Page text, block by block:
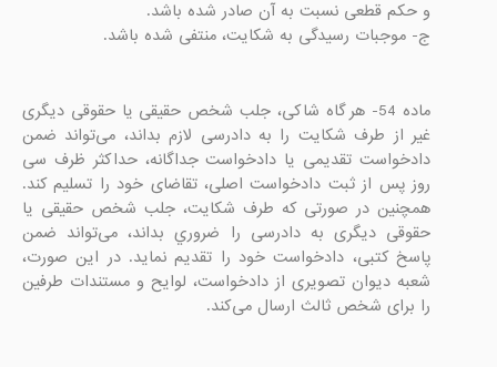
ج- موجبات رسیدگی به شکایت، منتفی شده باشد.
ماده 54- هر گاه شاکی، جلب شخص حقیقی یا حقوقی دیگری
غیر از طرف شکایت را به دادرسی لازم بداند، می‌تواند ضمن
دادخواست تقدیمی یا دادخواست جداگانه، حداکثر ظرف سی
روز پس از ثبت دادخواست اصلی، تقاضای خود را تسلیم کند.
همچنین در صورتی که طرف شکایت، جلب شخص حقیقی یا
حقوقی دیگری به دادرسی را ضروري بداند، می‌تواند ضمن
پاسخ کتبی، دادخواست خود را تقدیم نماید. در این صورت،
شعبه دیوان تصویری از دادخواست، لوایح و مستندات طرفین
را برای شخص ثالث ارسال می‌کند.